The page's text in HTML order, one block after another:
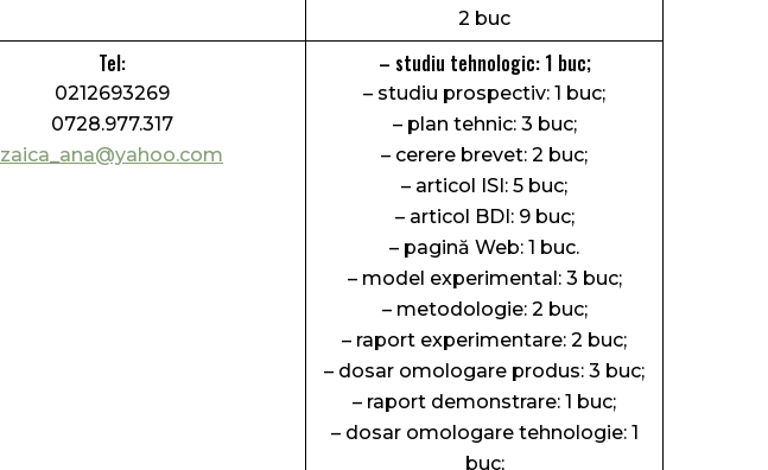
2 buc
Tel:
0212693269
0728.977.317
zaica_ana@yahoo.com
– studiu tehnologic: 1 buc;
– studiu prospectiv: 1 buc;
– plan tehnic: 3 buc;
– cerere brevet: 2 buc;
– articol ISI: 5 buc;
– articol BDI: 9 buc;
– pagină Web: 1 buc.
– model experimental: 3 buc;
– metodologie: 2 buc;
– raport experimentare: 2 buc;
– dosar omologare produs: 3 buc;
– raport demonstrare: 1 buc;
– dosar omologare tehnologie: 1
buc;